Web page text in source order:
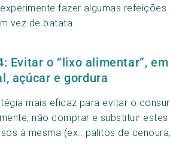
fazer algumas
vez de batata.
Evitar o “lixo alimentar”,
açúcar e gordura
mais eficaz para evitar o
não comprar e substituir
à mesma (ex.: palitos de